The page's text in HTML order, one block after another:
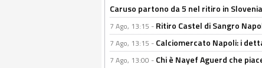
Caruso partono da 5 nel ritiro in Slovenia
7 Ago, 13:15 - Ritiro Castel di Sangro
7 Ago, 13:15 - Calciomercato Napoli: i
7 Ago, 13:00 - Chi è Nayef Aguerd che